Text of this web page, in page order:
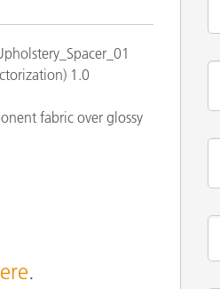
1.0
fabric over glossy
.